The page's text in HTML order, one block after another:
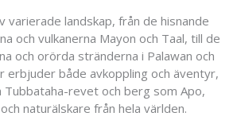
varierade landskap, från de hisnande
och vulkanerna Mayon och Taal, till de
och orörda stränderna i Palawan och
erbjuder både avkoppling och äventyr,
revet och berg som Apo,
naturälskare från hela världen.